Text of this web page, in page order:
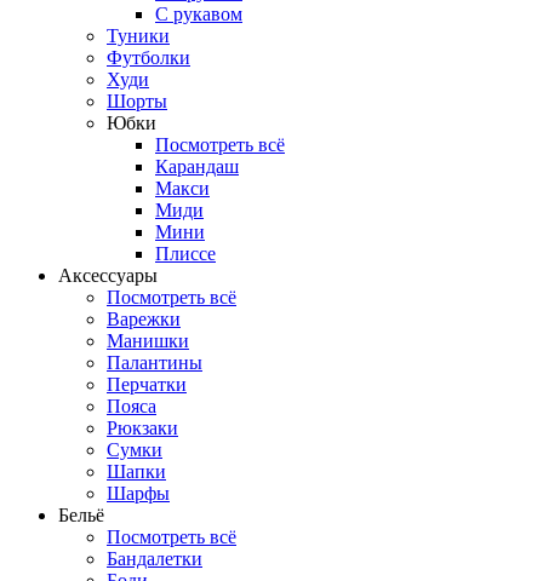
С рукавом
Туники
Футболки
Худи
Шорты
Юбки
Посмотреть всё
Карандаш
Макси
Миди
Мини
Плиссе
Аксессуары
Посмотреть всё
Варежки
Манишки
Палантины
Перчатки
Пояса
Рюкзаки
Сумки
Шапки
Шарфы
Бельё
Посмотреть всё
Бандалетки